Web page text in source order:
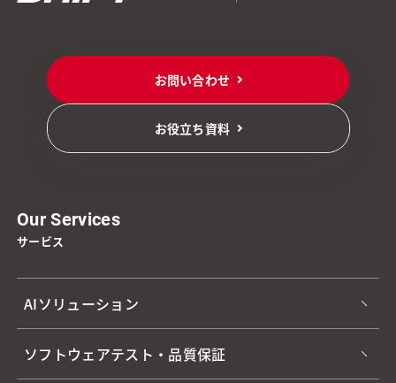
お問い合わせ
お役立ち資料
Our Services
サービス
AIソリューション
ソフトウェアテスト・品質保証